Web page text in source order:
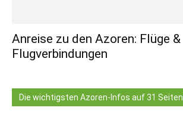
Anreise zu den Azoren: Flüge &
Flugverbindungen
Die wichtigsten Azoren-Infos auf 31 Seiten